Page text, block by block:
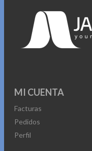
MI CUENTA
Facturas
Pedidos
Perfil